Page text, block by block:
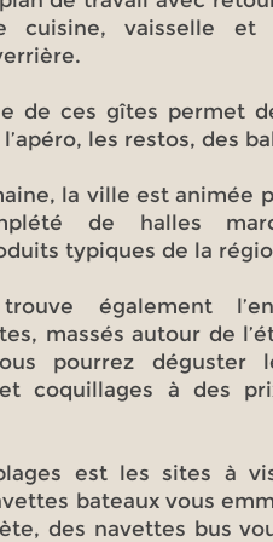
cuisine, vaisselle et
de ces gîtes permet
les restos, des
la ville est animée
de halles
typiques de la
également
massés autour de
pourrez déguster
coquillages à des
est les sites à
bateaux vous
des navettes bus